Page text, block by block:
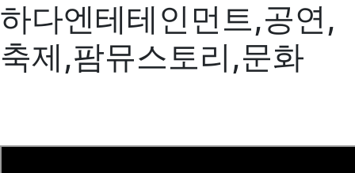
하다엔테테인먼트,공연,
축제,팜뮤스토리,문화